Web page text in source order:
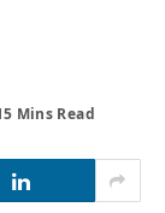
Mins Read